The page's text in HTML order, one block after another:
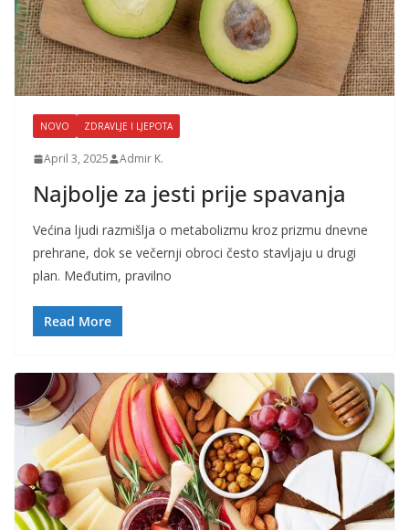
NOVO ZDRAVLJE I LJEPOTA
April 3, 2025 Admir K.
Najbolje za jesti prije spavanja
Većina ljudi razmišlja o metabolizmu kroz prizmu dnevne
prehrane, dok se večernji obroci često stavljaju u drugi
plan. Međutim, pravilno
Read More